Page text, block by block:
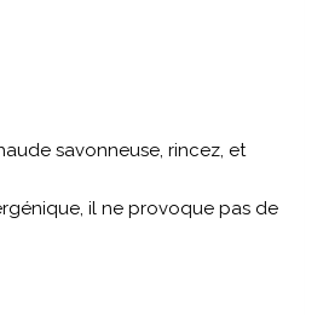
savonneuse, rincez, et
il ne provoque pas de